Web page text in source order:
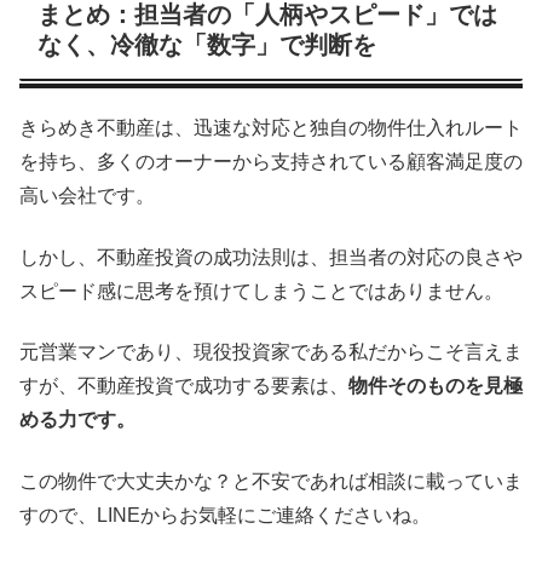
まとめ：担当者の「人柄やスピード」では
なく、冷徹な「数字」で判断を
きらめき不動産は、迅速な対応と独自の物件仕入れルート
を持ち、多くのオーナーから支持されている顧客満足度の
高い会社です。
しかし、不動産投資の成功法則は、担当者の対応の良さや
スピード感に思考を預けてしまうことではありません。
元営業マンであり、現役投資家である私だからこそ言えま
すが、不動産投資で成功する要素は、 物件そのものを見極
める力です。
この物件で大丈夫かな？と不安であれば相談に載っていま
すので、LINEからお気軽にご連絡くださいね。